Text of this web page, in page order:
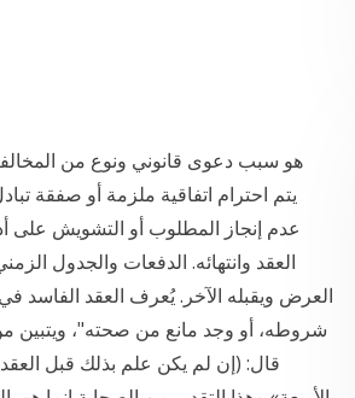
يتم احترام اتفاقية ملزمة أو
عدم إنجاز المطلوب أو التشويش على
العقد وانتهائه. الدفعات والجدول
العرض ويقبله الآخر. يُعرف العقد الفاسد
شروطه، أو وجد مانع من صحته"، ويتبين
قال: (إن لم يكن علم بذلك قبل